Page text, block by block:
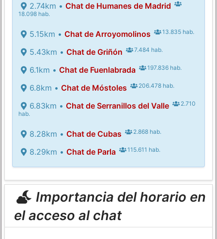
2.74km • Chat de Humanes de Madrid
18.098 hab.
5.15km • Chat de Arroyomolinos 13.835 hab.
5.43km • Chat de Griñón 7.484 hab.
6.1km • Chat de Fuenlabrada 197.836 hab.
6.8km • Chat de Móstoles 206.478 hab.
6.83km • Chat de Serranillos del Valle
2.710
hab.
8.28km • Chat de Cubas 2.868 hab.
8.29km • Chat de Parla 115.611 hab.
Importancia del horario en
el acceso al chat